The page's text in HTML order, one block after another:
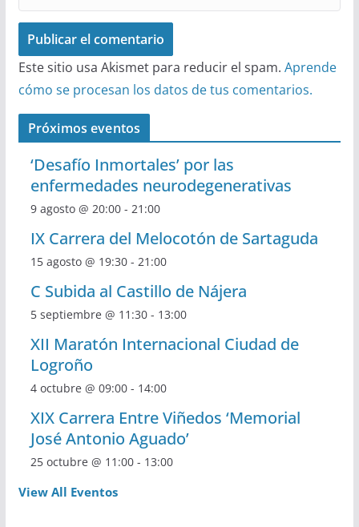
Este sitio usa Akismet para reducir el spam. Aprende
cómo se procesan los datos de tus comentarios.
Próximos eventos
‘Desafío Inmortales’ por las
enfermedades neurodegenerativas
9 agosto @ 20:00- 21:00
IX Carrera del Melocotón de Sartaguda
15 agosto @ 19:30- 21:00
C Subida al Castillo de Nájera
5 septiembre @ 11:30- 13:00
XII Maratón Internacional Ciudad de
Logroño
4 octubre @ 09:00- 14:00
XIX Carrera Entre Viñedos ‘Memorial
José Antonio Aguado’
25 octubre @ 11:00- 13:00
View All Eventos